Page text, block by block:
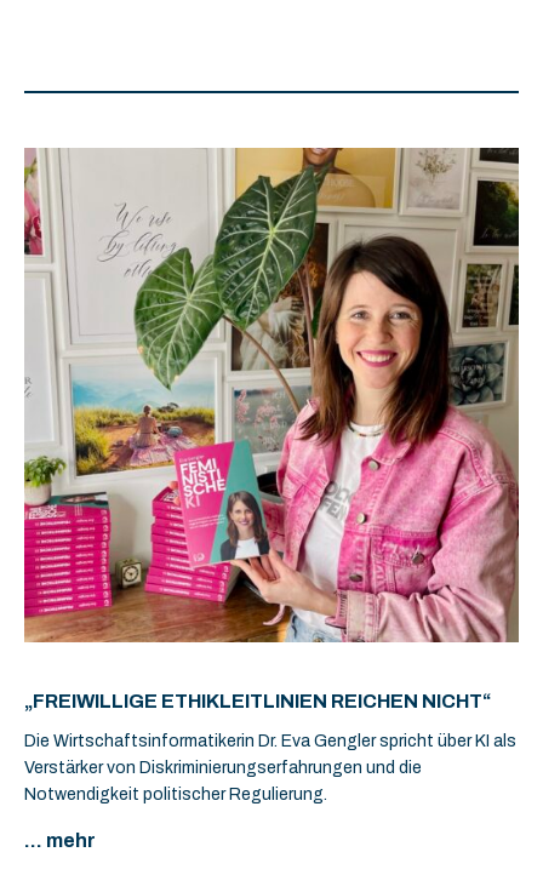
„FREIWILLIGE ETHIKLEITLINIEN REICHEN NICHT“
Die Wirtschaftsinformatikerin Dr. Eva Gengler spricht über KI als
Verstärker von Diskriminierungserfahrungen und die
Notwendigkeit politischer Regulierung.
... mehr